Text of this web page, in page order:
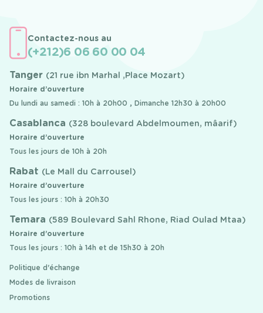
Contactez-nous au
(+212)6 06 60 00 04
Tanger (21 rue ibn Marhal ,Place Mozart)
Horaire d’ouverture
Du lundi au samedi : 10h à 20h00 , Dimanche 12h30 à 20h00
Casablanca (328 boulevard Abdelmoumen, mâarif)
Horaire d’ouverture
Tous les jours de 10h à 20h
Rabat (Le Mall du Carrousel)
Horaire d’ouverture
Tous les jours : 10h à 20h30
Temara (589 Boulevard Sahl Rhone, Riad Oulad Mtaa)
Horaire d’ouverture
Tous les jours : 10h à 14h et de 15h30 à 20h
Politique d'échange
Modes de livraison
Promotions